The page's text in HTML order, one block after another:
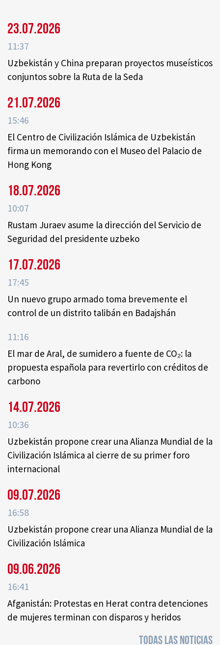
23.07.2026
11:37
Uzbekistán y China preparan proyectos museísticos
conjuntos sobre la Ruta de la Seda
21.07.2026
15:46
El Centro de Civilización Islámica de Uzbekistán
firma un memorando con el Museo del Palacio de
Hong Kong
18.07.2026
10:07
Rustam Juraev asume la dirección del Servicio de
Seguridad del presidente uzbeko
17.07.2026
17:45
Un nuevo grupo armado toma brevemente el
control de un distrito talibán en Badajshán
11:16
El mar de Aral, de sumidero a fuente de CO₂: la
propuesta española para revertirlo con créditos de
carbono
14.07.2026
10:36
Uzbekistán propone crear una Alianza Mundial de la
Civilización Islámica al cierre de su primer foro
internacional
09.07.2026
16:58
Uzbekistán propone crear una Alianza Mundial de la
Civilización Islámica
09.06.2026
16:41
Afganistán: Protestas en Herat contra detenciones
de mujeres terminan con disparos y heridos
TODAS LAS NOTICIAS